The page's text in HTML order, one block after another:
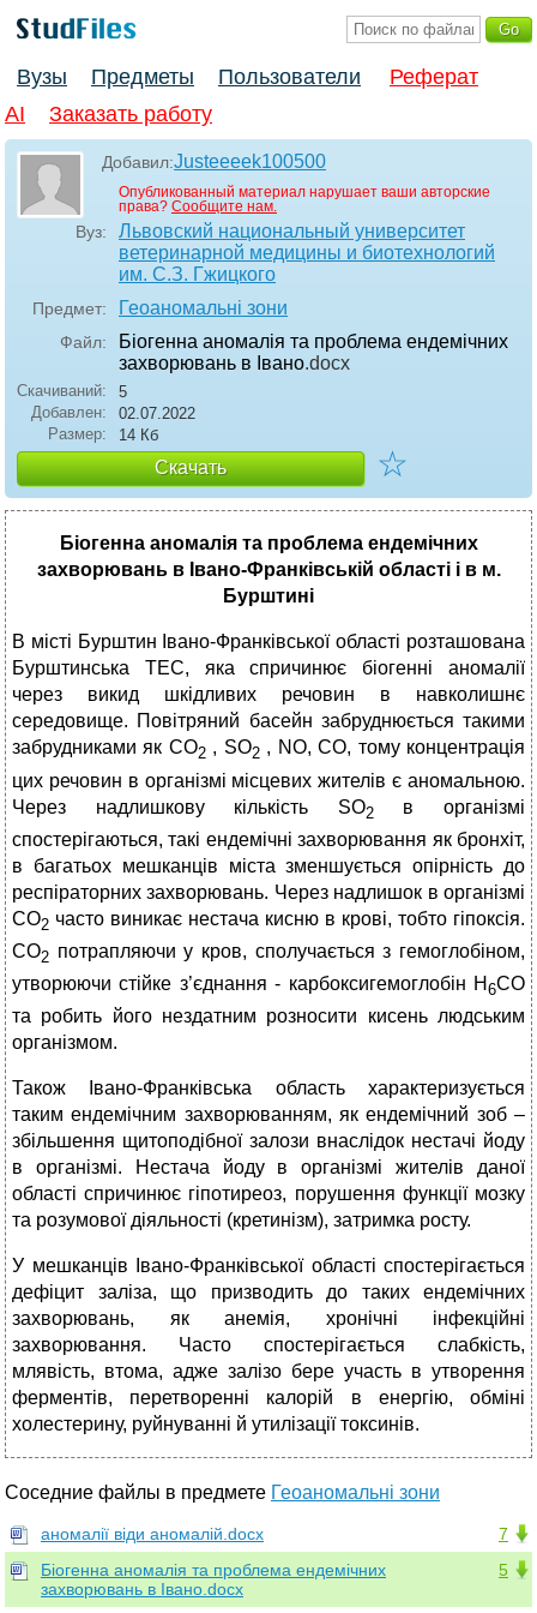
Вузы Предметы Пользователи
Реферат
AI
Заказать работу
Добавил:Justeeeek100500
Опубликованный материал нарушает ваши авторские
права? Сообщите нам.
Вуз:
Львовский национальный университет
ветеринарной медицины и биотехнологий
им. С.З. Гжицкого
Предмет: Геоаномальні зони
Файл:
Біогенна аномалія та проблема ендемічних
захворювань в Івано.docx
Скачиваний:
5
Добавлен:
02.07.2022
Размер:
14 Кб
Скачать ☆
Біогенна аномалія та проблема ендемічних
захворювань в Івано-Франківській області і в м.
Бурштині
В місті Бурштин Івано-Франківської області розташована
Бурштинська ТЕС, яка спричинює біогенні аномалії
через викид шкідливих речовин в навколишнє
середовище. Повітряний басейн забруднюється такими
забрудниками як СО2 , SO2 , NO, CO, тому концентрація
цих речовин в організмі місцевих жителів є аномальною.
Через надлишкову кількість SO2 в організмі
спостерігаються, такі ендемічні захворювання як бронхіт,
в багатьох мешканців міста зменшується опірність до
респіраторних захворювань. Через надлишок в організмі
CO2 часто виникає нестача кисню в крові, тобто гіпоксія.
СО2 потрапляючи у кров, сполучається з гемоглобіном,
утворюючи стійке з’єднання - карбоксигемоглобін Н 6СО
та робить його нездатним розносити кисень людським
організмом.
Також Івано-Франківська область характеризується
таким ендемічним захворюванням, як ендемічний зоб –
збільшення щитоподібної залози внаслідок нестачі йоду
в організмі. Нестача йоду в організмі жителів даної
області спричинює гіпотиреоз, порушення функції мозку
та розумової діяльності (кретинізм), затримка росту.
У мешканців Івано-Франківської області спостерігається
дефіцит заліза, що призводить до таких ендемічних
захворювань, як анемія, хронічні інфекційні
захворювання. Часто спостерігається слабкість,
млявість, втома, адже залізо бере участь в утворення
ферментів, перетворенні калорій в енергію, обміні
холестерину, руйнуванні й утилізації токсинів.
Соседние файлы в предмете Геоаномальні зони
7
аномалії віди аномалій.docx
5
Біогенна аномалія та проблема ендемічних
захворювань в Івано.docx